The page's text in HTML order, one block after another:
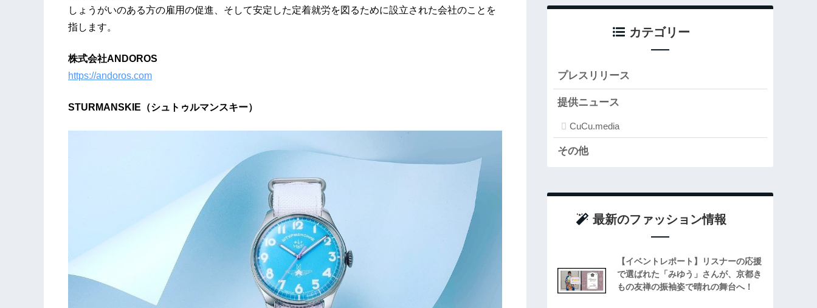
しょうがいのある方の雇用の促進、そして安定した定着就労を図るために設立された会社のことを
指します。
株式会社ANDOROS
https://andoros.com
STURMANSKIE（シュトゥルマンスキー）
カテゴリー
プレスリリース
提供ニュース
CuCu.media
その他
最新のファッション情報
【イベントレポート】リスナーの応援
で選ばれた「みゆう」さんが、京都き
もの友禅の振袖姿で晴れの舞台へ！